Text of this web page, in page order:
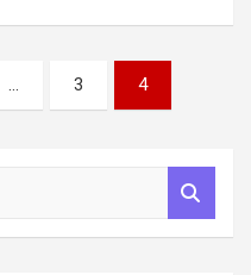
… 3 4